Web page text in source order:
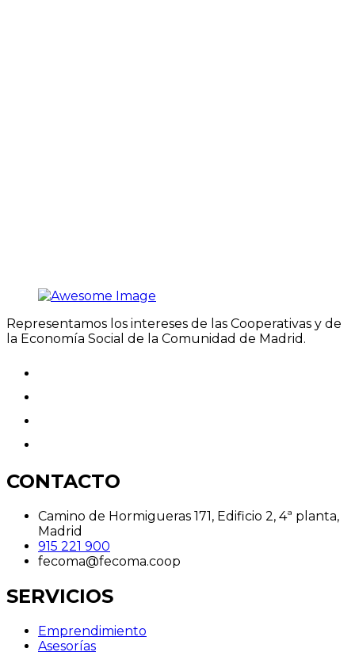
Representamos los intereses de las Cooperativas y de
la Economía Social de la Comunidad de Madrid.
CONTACTO
Camino de Hormigueras 171, Edificio 2, 4ª planta,
Madrid
915 221 900
fecoma@fecoma.coop
SERVICIOS
Emprendimiento
Asesorías